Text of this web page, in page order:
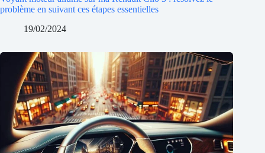
problème en suivant ces étapes essentielles
19/02/2024